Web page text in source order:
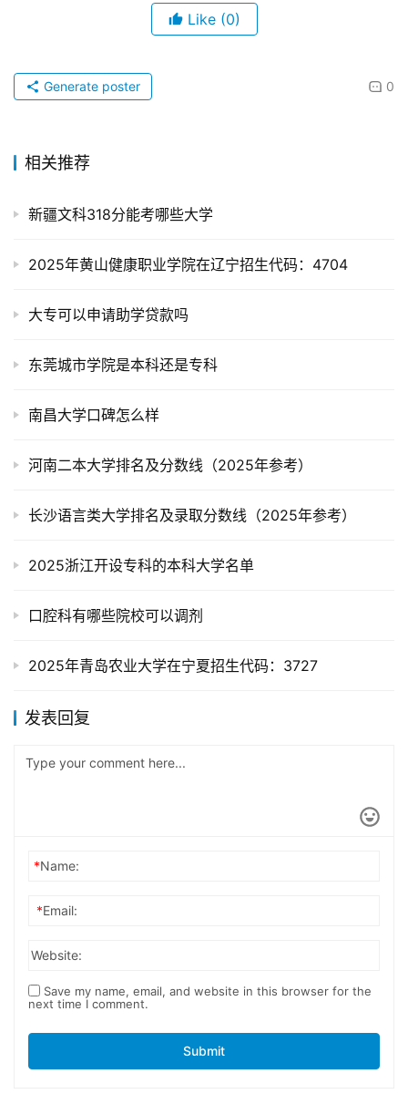
Like (0)
0
Generate poster
相关推荐
新疆文科318分能考哪些大学
2025年黄山健康职业学院在辽宁招生代码：4704
大专可以申请助学贷款吗
东莞城市学院是本科还是专科
南昌大学口碑怎么样
河南二本大学排名及分数线（2025年参考）
长沙语言类大学排名及录取分数线（2025年参考）
2025浙江开设专科的本科大学名单
口腔科有哪些院校可以调剂
2025年青岛农业大学在宁夏招生代码：3727
发表回复
*Name:
*Email:
Website:
Save my name, email, and website in this browser for the
next time I comment.
Submit